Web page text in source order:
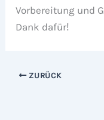
Vorbereitung und
Dank dafür!
ZURÜCK